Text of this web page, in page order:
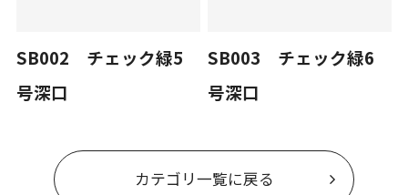
SB002 チェック緑5
号深口
SB003 チェック緑6
号深口
カテゴリ一覧に戻る